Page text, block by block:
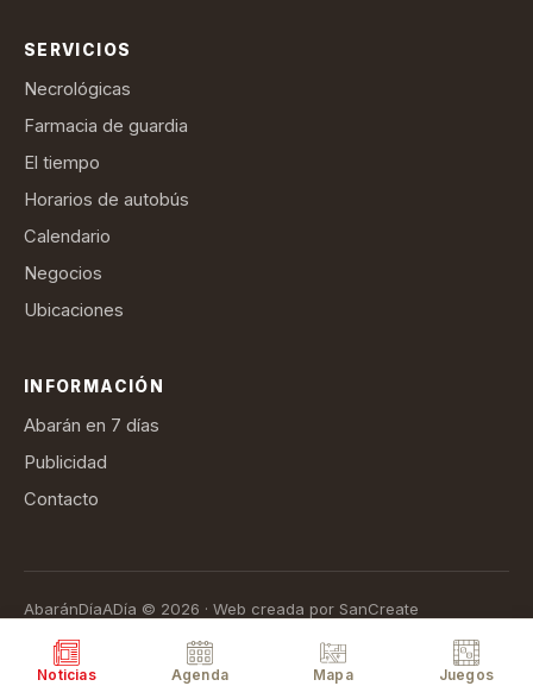
SERVICIOS
Necrológicas
Farmacia de guardia
El tiempo
Horarios de autobús
Calendario
Negocios
Ubicaciones
INFORMACIÓN
Abarán en 7 días
Publicidad
Contacto
AbaránDíaADía © 2026 · Web creada por SanCreate
Términos de suscripción
Noticias Agenda Mapa Juegos